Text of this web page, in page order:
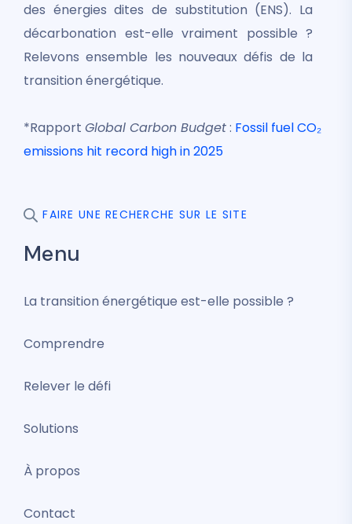
des énergies dites de substitution (ENS). La
décarbonation est-elle vraiment possible ?
Relevons ensemble les nouveaux défis de la
transition énergétique.
*Rapport Global Carbon Budget: Fossil fuel CO₂
emissions hit record high in 2025
FAIRE UNE RECHERCHE SUR LE SITE
Menu
La transition énergétique est-elle possible ?
Comprendre
Relever le défi
Solutions
À propos
Contact